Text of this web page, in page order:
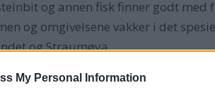
My Personal Information
og annen fisk finner godt med
og omgivelsene vakker i det
og Straumøya.